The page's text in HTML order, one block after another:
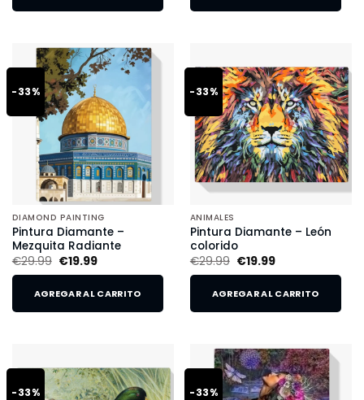
-33%
DIAMOND PAINTING
Pintura Diamante –
Mezquita Radiante
€29.99 €19.99
AGREGAR AL CARRITO
-33%
ANIMALES
Pintura Diamante – León
colorido
€29.99 €19.99
AGREGAR AL CARRITO
-33% -33%